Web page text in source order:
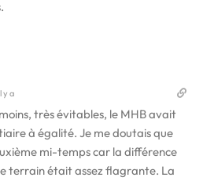
y a
très évitables, le MHB avait
à égalité. Je me doutais que
mi-temps car la différence
terrain était assez flagrante. La